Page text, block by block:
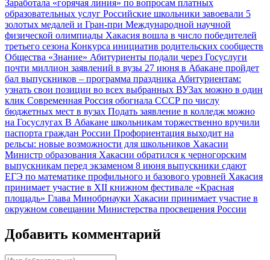
Заработала «горячая линия» по вопросам платных
образовательных услуг Российские школьники завоевали 5
золотых медалей и Гран-при Международной научной
физической олимпиады Хакасия вошла в число победителей
третьего сезона Конкурса инициатив родительских сообществ
Общества «Знание» Абитуриенты подали через Госуслуги
почти миллион заявлений в вузы 27 июня в Абакане пройдет
бал выпускников – программа праздника Абитуриентам:
узнать свои позиции во всех выбранных ВУЗах можно в один
клик Современная Россия обогнала СССР по числу
бюджетных мест в вузах Подать заявление в колледж можно
на Госуслугах В Абакане школьникам торжественно вручили
паспорта граждан России Профориентация выходит на
рельсы: новые возможности для школьников Хакасии
Министр образования Хакасии обратился к черногорским
выпускникам перед экзаменом 8 июня выпускники сдают
ЕГЭ по математике профильного и базового уровней Хакасия
принимает участие в XII книжном фестивале «Красная
площадь» Глава Минобрнауки Хакасии принимает участие в
окружном совещании Министерства просвещения России
Добавить комментарий